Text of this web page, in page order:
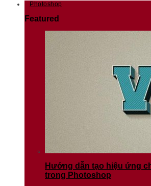
Photoshop
Featured
Hướng dẫn tạo hiệu ứng
trong Photoshop